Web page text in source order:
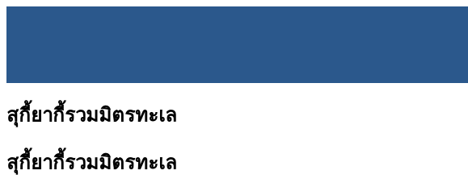
สุกี้ยากี้รวมมิตรทะเล
สุกี้ยากี้รวมมิตรทะเล